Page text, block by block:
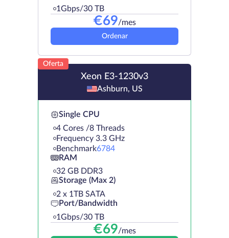
1Gbps/30 TB
€69/mes
Ordenar
Oferta
Xeon E3-1230v3
Ashburn, US
Single CPU
4 Cores /8 Threads
Frequency 3.3 GHz
Benchmark6784
RAM
32 GB DDR3
Storage (Max 2)
2 х 1TB SATA
Port/Bandwidth
1Gbps/30 TB
€69/mes